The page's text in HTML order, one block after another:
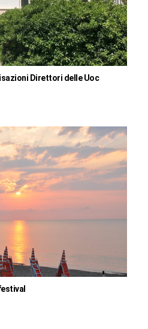
Direttori delle Uoc